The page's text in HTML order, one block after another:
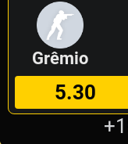
Grêmio
5.30